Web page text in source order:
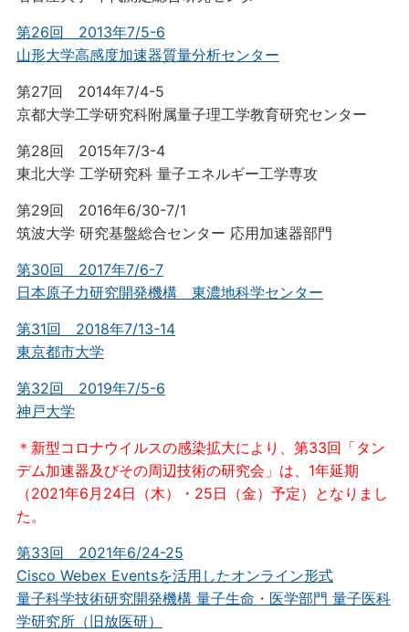
第26回 2013年7/5-6
山形大学高感度加速器質量分析センター
第27回 2014年7/4-5
京都大学工学研究科附属量子理工学教育研究センター
第28回 2015年7/3-4
東北大学 工学研究科 量子エネルギー工学専攻
第29回 2016年6/30-7/1
筑波大学 研究基盤総合センター 応用加速器部門
第30回 2017年7/6-7
日本原子力研究開発機構 東濃地科学センター
第31回 2018年7/13-14
東京都市大学
第32回 2019年7/5-6
神戸大学
＊新型コロナウイルスの感染拡大により、第33回「タン
デム加速器及びその周辺技術の研究会」は、1年延期
（2021年6月24日（木）・25日（金）予定）となりまし
た。
第33回 2021年6/24-25
Cisco Webex Eventsを活用したオンライン形式
量子科学技術研究開発機構 量子生命・医学部門 量子医科
学研究所（旧放医研）